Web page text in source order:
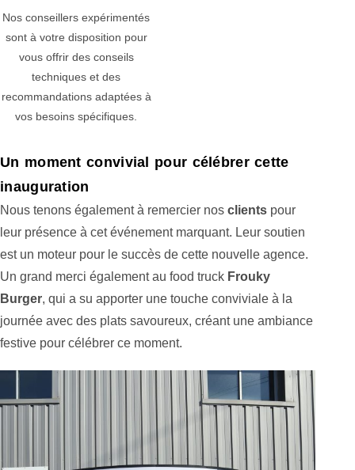
Nos conseillers expérimentés
sont à votre disposition pour
vous offrir des conseils
techniques et des
recommandations adaptées à
vos besoins spécifiques.
Un moment convivial pour célébrer cette
inauguration
Nous tenons également à remercier nos clients pour
leur présence à cet événement marquant. Leur soutien
est un moteur pour le succès de cette nouvelle agence.
Un grand merci également au food truck Frouky
Burger, qui a su apporter une touche conviviale à la
journée avec des plats savoureux, créant une ambiance
festive pour célébrer ce moment.